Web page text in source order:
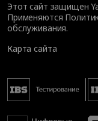
Этот сайт защищен
Применяются
обслуживания.
Карта сайта